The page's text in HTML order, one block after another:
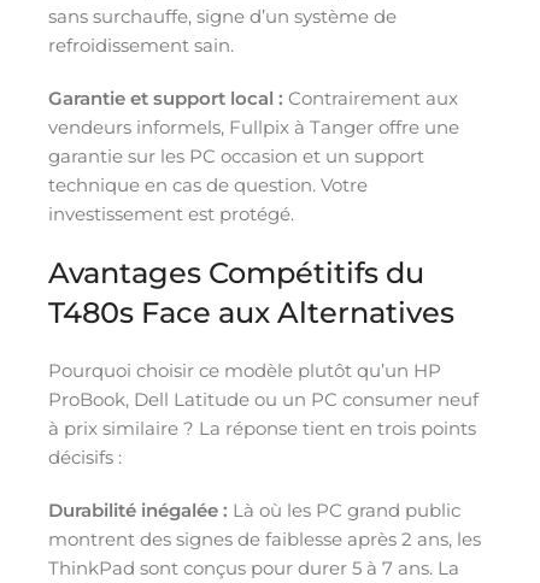
sans surchauffe, signe d’un système de
refroidissement sain.
Garantie et support local : Contrairement aux
vendeurs informels, Fullpix à Tanger offre une
garantie sur les PC occasion et un support
technique en cas de question. Votre
investissement est protégé.
Avantages Compétitifs du
T480s Face aux Alternatives
Pourquoi choisir ce modèle plutôt qu’un HP
ProBook, Dell Latitude ou un PC consumer neuf
à prix similaire ? La réponse tient en trois points
décisifs :
Durabilité inégalée : Là où les PC grand public
montrent des signes de faiblesse après 2 ans, les
ThinkPad sont conçus pour durer 5 à 7 ans. La